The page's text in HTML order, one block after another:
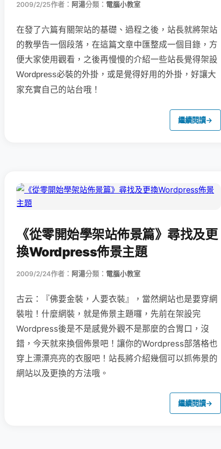
2009/2/25作者： 阿湯分類： 電腦小教室
在發了六篇有關架站的基礎、過程之後，站長就將架站
的教學告一個段落，在這篇文章中匯整成一個目錄，方
便大家使用觀看，之後再慢慢的介紹一些站長覺得架設
Wordpress必裝的外掛，或是覺得好用的外掛，好讓大
家充實自己的站台哦！
繼續閱讀→
《從零開始學架站佈景篇》尋找及更
換Wordpress佈景主題
2009/2/24作者： 阿湯分類： 電腦小教室
古云：『佛要金裝，人要衣裝』，當然網站也是要穿網
裝啦！什麼網裝，就是佈景主題囉，先前在架設完
Wordpress後是不是感覺外觀不是那麼的合胃口，沒
錯，今天就來換個佈景吧！讓你的Wordpress部落格也
穿上漂漂亮亮的衣服吧！站長將介紹幾個可以抓佈景的
網站以及更換的方法哦。
繼續閱讀→